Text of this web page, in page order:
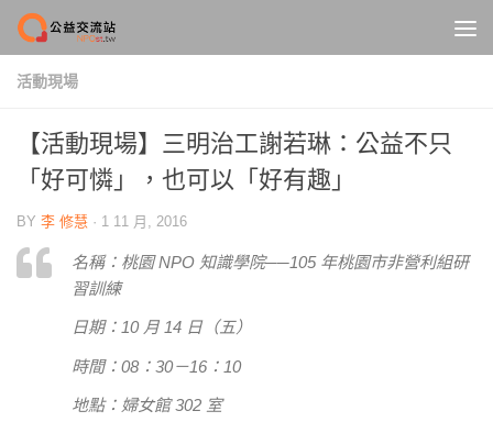
Skip to content
活動現場
【活動現場】三明治工謝若琳：公益不只
「好可憐」，也可以「好有趣」
BY 李 修慧 · 1 11 月, 2016
名稱：桃園 NPO 知識學院──105 年桃園市非營利組研
習訓練
日期：10 月 14 日（五）
時間：08：30－16：10
地點：婦女館 302 室